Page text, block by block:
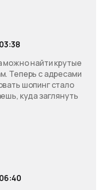
можно найти крутые
Теперь с адресами
шопинг стало
куда заглянуть